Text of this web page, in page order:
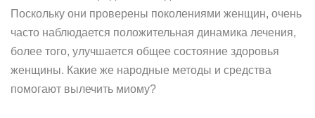
Поскольку они проверены поколениями женщин, очень
часто наблюдается положительная динамика лечения,
более того, улучшается общее состояние здоровья
женщины. Какие же народные методы и средства
помогают вылечить миому?